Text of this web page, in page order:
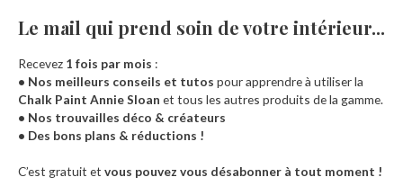
Accueil
Le mail qui prend soin de votre intérieur...​
Recevez 1 fois par mois :
• Nos meilleurs conseils et tutos pour apprendre à utiliser la
Chalk Paint Annie Sloan et tous les autres produits de la gamme.
• Nos trouvailles déco & créateurs
• Des bons plans & réductions !
C’est gratuit et vous pouvez vous désabonner à tout moment !